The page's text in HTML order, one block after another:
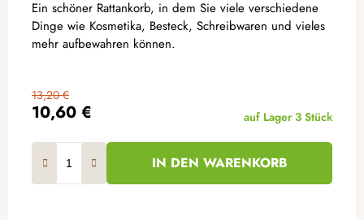
10,60 €
13,20 €
auf Lager 3 Stück
IN DEN WARENKORB
Ein schöner Rattankorb, in dem Sie viele verschiedene
Dinge wie Kosmetika, Besteck, Schreibwaren und vieles
mehr aufbewahren können.